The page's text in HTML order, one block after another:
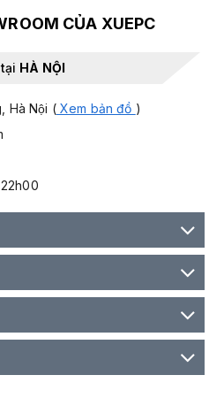
CỦA XUEPC
HÀ NỘI
Hà Nội (Xem bản đồ )